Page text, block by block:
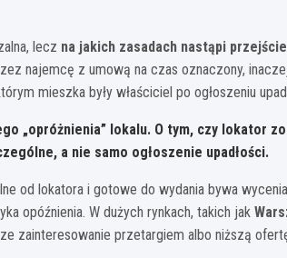
lecz na jakich zasadach nastąpi
najemcę z umową na czas oznaczony,
mieszka były właściciel po ogłoszeniu
„opróżnienia” lokalu. O tym, czy lokator
a nie samo ogłoszenie upadłości.
od lokatora i gotowe do wydania bywa
opóźnienia. W dużych rynkach, takich jak
zainteresowanie przetargiem albo niższą